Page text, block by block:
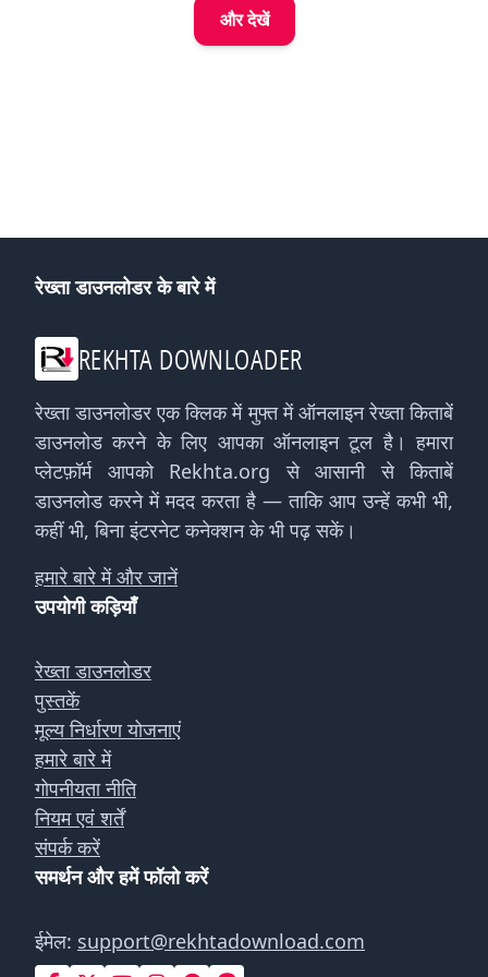
और देखें
रेख्ता डाउनलोडर के बारे में
REKHTA DOWNLOADER
रेख्ता डाउनलोडर एक क्लिक में मुफ्त में ऑनलाइन रेख्ता किताबें
डाउनलोड करने के लिए आपका ऑनलाइन टूल है। हमारा
प्लेटफ़ॉर्म आपको Rekhta.org से आसानी से किताबें
डाउनलोड करने में मदद करता है — ताकि आप उन्हें कभी भी,
कहीं भी, बिना इंटरनेट कनेक्शन के भी पढ़ सकें।
हमारे बारे में और जानें
उपयोगी कड़ियाँ
रेख्ता डाउनलोडर
पुस्तकें
मूल्य निर्धारण योजनाएं
हमारे बारे में
गोपनीयता नीति
नियम एवं शर्तें
संपर्क करें
समर्थन और हमें फॉलो करें
ईमेल: support@rekhtadownload.com